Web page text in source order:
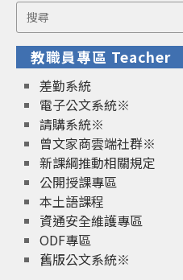
Search
for:
教職員專區 Teacher
差勤系統
電子公文系統※
請購系統※
曾文家商雲端社群※
新課綱推動相關規定
公開授課專區
本土語課程
資通安全維護專區
ODF專區
舊版公文系統※